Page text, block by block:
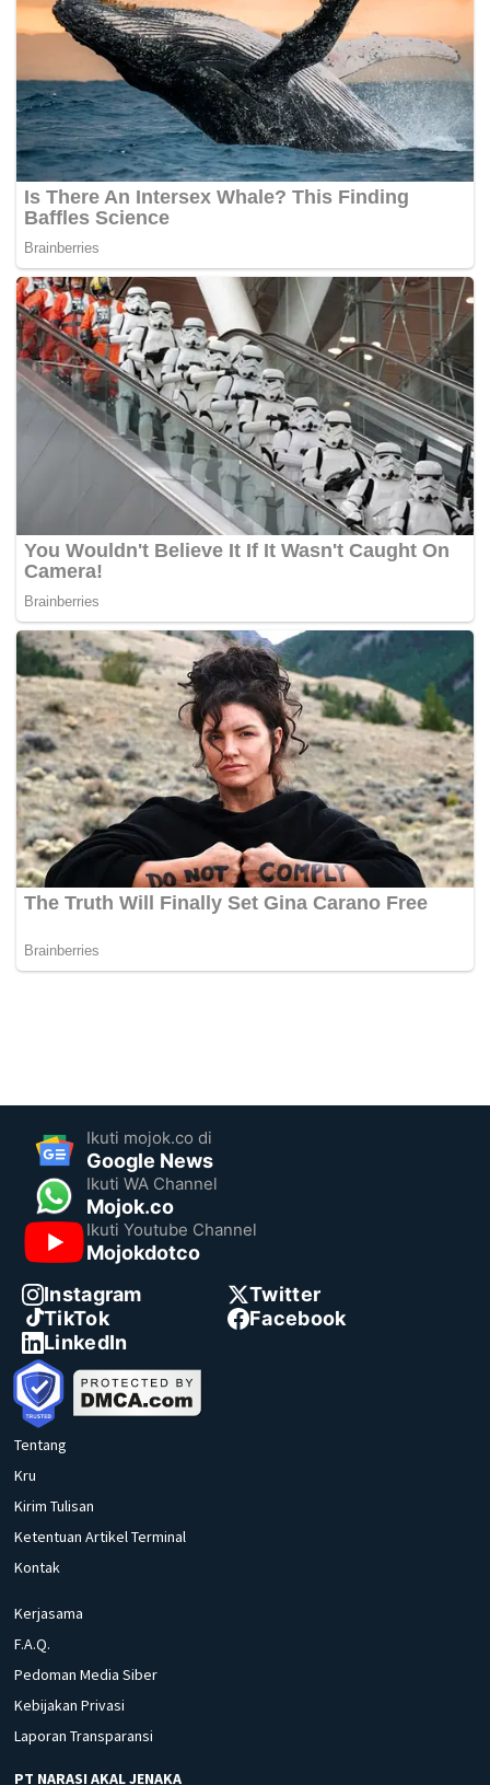
Ikuti mojok.co di
Google News
Ikuti WA Channel
Mojok.co
Ikuti Youtube Channel
Mojokdotco
Instagram
Twitter
TikTok
Facebook
LinkedIn
Tentang
Kru
Kirim Tulisan
Ketentuan Artikel Terminal
Kontak
Kerjasama
F.A.Q.
Pedoman Media Siber
Kebijakan Privasi
Laporan Transparansi
PT NARASI AKAL JENAKA